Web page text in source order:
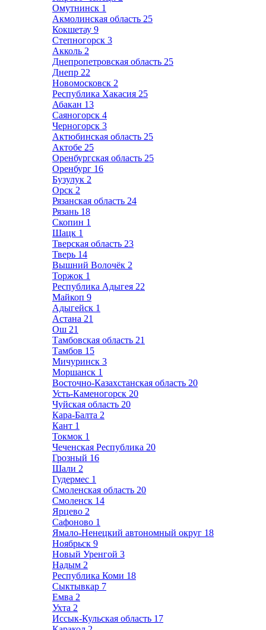
Омутнинск 1
Акмолинская область 25
Кокшетау 9
Степногорск 3
Акколь 2
Днепропетровская область 25
Днепр 22
Новомосковск 2
Республика Хакасия 25
Абакан 13
Саяногорск 4
Черногорск 3
Актюбинская область 25
Актобе 25
Оренбургская область 25
Оренбург 16
Бузулук 2
Орск 2
Рязанская область 24
Рязань 18
Скопин 1
Шацк 1
Тверская область 23
Тверь 14
Вышний Волочёк 2
Торжок 1
Республика Адыгея 22
Майкоп 9
Адыгейск 1
Астана 21
Ош 21
Тамбовская область 21
Тамбов 15
Мичуринск 3
Моршанск 1
Восточно-Казахстанская область 20
Усть-Каменогорск 20
Чуйская область 20
Кара-Балта 2
Кант 1
Токмок 1
Чеченская Республика 20
Грозный 16
Шали 2
Гудермес 1
Смоленская область 20
Смоленск 14
Ярцево 2
Сафоново 1
Ямало-Ненецкий автономный округ 18
Ноябрьск 9
Новый Уренгой 3
Надым 2
Республика Коми 18
Сыктывкар 7
Емва 2
Ухта 2
Иссык-Кульская область 17